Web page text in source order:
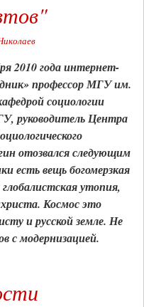
2010 года интернет-
профессор МГУ им.
социологии
руководитель Центра
отозвался следующим
есть вещь богомерзкая
утопия,
Космос это
и русской земле. Не
с модернизацией.